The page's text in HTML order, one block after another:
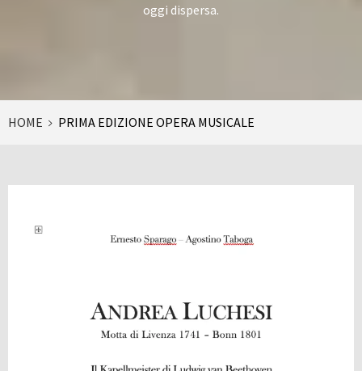
oggi dispersa.
HOME PRIMA EDIZIONE OPERA MUSICALE